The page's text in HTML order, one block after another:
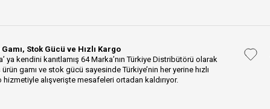
Stok Gücü ve Hızlı Kargo
ya kendini kanıtlamış 64 Marka’nın Türkiye Distribütörü olarak
gamı ve stok gücü sayesinde Türkiye’nin her yerine hızlı
hizmetiyle alışverişte mesafeleri ortadan kaldırıyor.